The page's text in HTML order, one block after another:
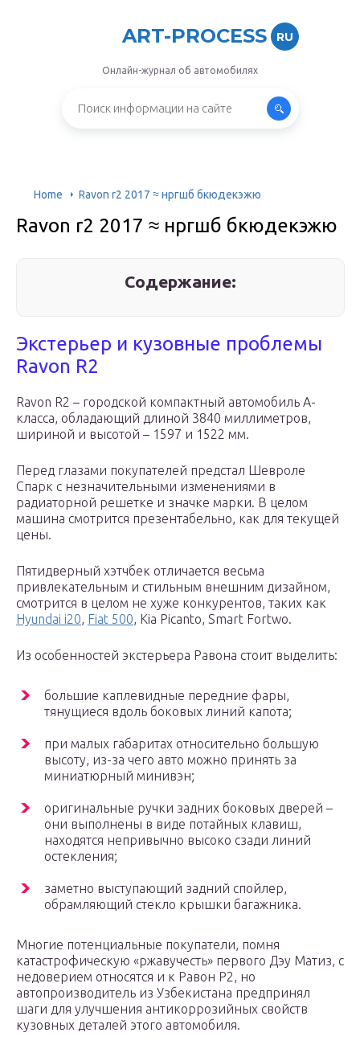
ART-PROCESS RU
Онлайн-журнал об автомобилях
Home Ravon r2 2017 ≈ нргшб бкюдекэжю
Ravon r2 2017 ≈ нргшб бкюдекэжю
Содержание:
Экстерьер и кузовные проблемы
Ravon R2
Ravon R2 – городской компактный автомобиль A-
класса, обладающий длиной 3840 миллиметров,
шириной и высотой – 1597 и 1522 мм.
Перед глазами покупателей предстал Шевроле
Спарк с незначительными изменениями в
радиаторной решетке и значке марки. В целом
машина смотрится презентабельно, как для текущей
цены.
Пятидверный хэтчбек отличается весьма
привлекательным и стильным внешним дизайном,
смотрится в целом не хуже конкурентов, таких как
Hyundai i20, Fiat 500, Kia Picanto, Smart Fortwo.
Из особенностей экстерьера Равона стоит выделить:
большие каплевидные передние фары,
тянущиеся вдоль боковых линий капота;
при малых габаритах относительно большую
высоту, из-за чего авто можно принять за
миниатюрный минивэн;
оригинальные ручки задних боковых дверей –
они выполнены в виде потайных клавиш,
находятся непривычно высоко сзади линий
остекления;
заметно выступающий задний спойлер,
обрамляющий стекло крышки багажника.
Многие потенциальные покупатели, помня
катастрофическую «ржавучесть» первого Дэу Матиз, с
недоверием относятся и к Равон Р2, но
автопроизводитель из Узбекистана предпринял
шаги для улучшения антикоррозийных свойств
кузовных деталей этого автомобиля.